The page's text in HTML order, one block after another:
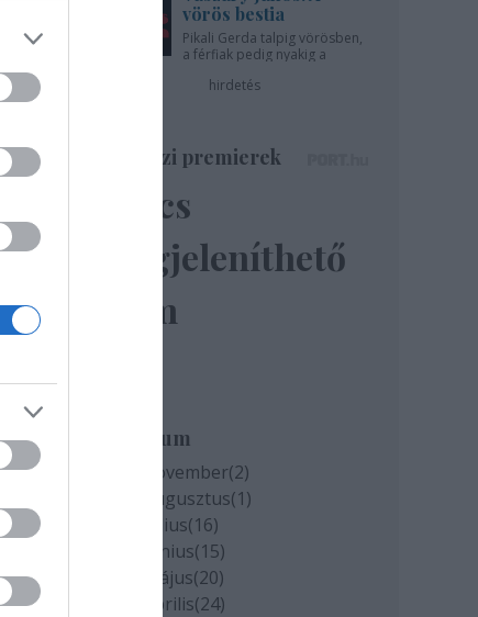
vörös bestia
Pikali Gerda talpig vörösben,
a férfiak pedig nyakig a
hirdetés
Színházi premierek
Nincs
megjeleníthető
elem
Archívum
2020 november(2)
2020 augusztus(1)
2020 július(16)
2020 június(15)
2020 május(20)
2020 április(24)